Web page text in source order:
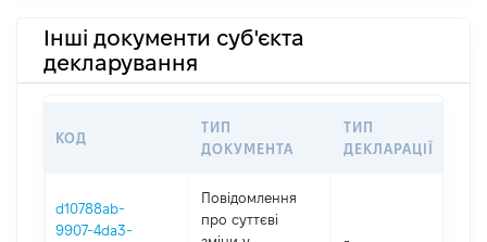
Інші документи суб'єкта
декларування
КОД
ТИП
ДОКУМЕНТА
ТИП
ДЕКЛАРАЦІЇ
d10788ab-
9907-4da3-
Повідомлення
про суттєві